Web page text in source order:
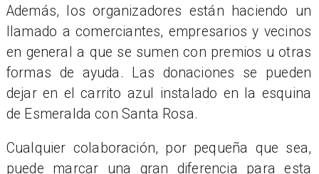
Además, los organizadores están haciendo un
llamado a comerciantes, empresarios y vecinos
en general a que se sumen con premios u otras
formas de ayuda. Las donaciones se pueden
dejar en el carrito azul instalado en la esquina
de Esmeralda con Santa Rosa.
Cualquier colaboración, por pequeña que sea,
puede marcar una gran diferencia para esta